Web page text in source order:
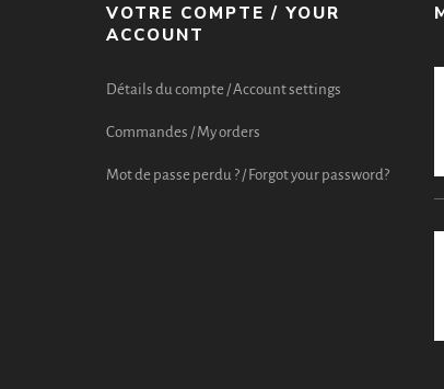
VOTRE COMPTE / YOUR
ACCOUNT
Détails du compte / Account settings
Commandes / My orders
Mot de passe perdu ? / Forgot your password?